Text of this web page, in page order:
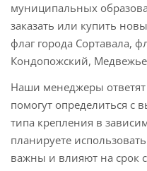
муниципальных
заказать или купить
флаг города Сортавала,
Кондопожский,
Наши менеджеры
помогут определиться с
типа крепления в
планируете
важны и влияют на срок